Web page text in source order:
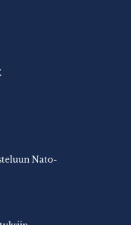
Nato-